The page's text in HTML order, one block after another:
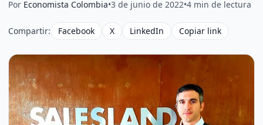
Por Economista Colombia•3 de junio de 2022•4 min de lectura
Compartir: Facebook X LinkedIn Copiar link